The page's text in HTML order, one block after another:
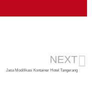
NEXT
Jasa Modifikasi Kontainer Hotel Tangerang